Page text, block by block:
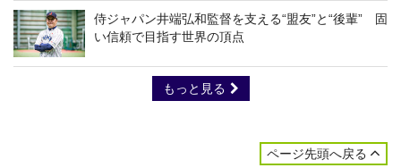
侍ジャパン井端弘和監督を支える“盟友”と“後輩” 固
い信頼で目指す世界の頂点
もっと見る
ページ先頭へ戻る